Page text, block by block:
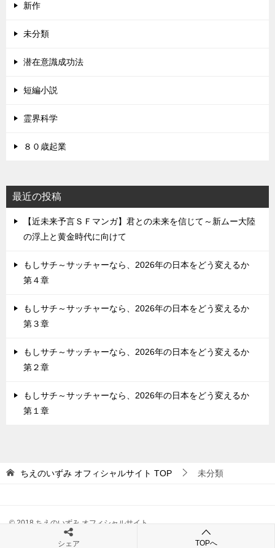
新作
未分類
潜在意識成功法
短編小説
霊界科学
８０歳起業
最近の投稿
【近未来予言ＳＦマンガ】君との未来を信じて～新ムー大陸
の浮上と黄金時代に向けて
もしサチ～サッチャーなら、2026年の日本をどう変えるか
第４章
もしサチ～サッチャーなら、2026年の日本をどう変えるか
第３章
もしサチ～サッチャーなら、2026年の日本をどう変えるか
第２章
もしサチ～サッチャーなら、2026年の日本をどう変えるか
第１章
ちえのいずみ オフィシャルサイト TOP 未分類
© 2018 ちえのいずみ オフィシャルサイト
シェア TOPへ